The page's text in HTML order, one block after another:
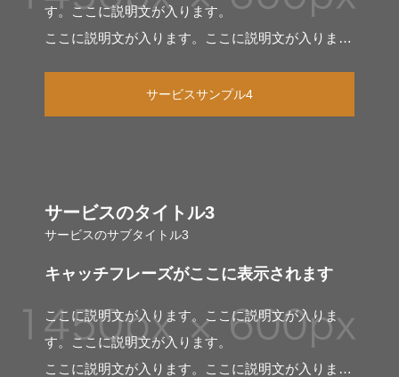
す。ここに説明文が入ります。
ここに説明文が入ります。ここに説明文が入りま
サービスサンプル4
サービスのタイトル3
サービスのサブタイトル3
キャッチフレーズがここに表示されます
ここに説明文が入ります。ここに説明文が入りま
す。ここに説明文が入ります。
ここに説明文が入ります。ここに説明文が入りま